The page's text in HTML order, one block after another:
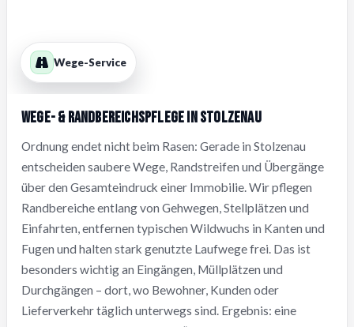
Wege-Service
Wege- & Randbereichspflege in Stolzenau
Ordnung endet nicht beim Rasen: Gerade in Stolzenau
entscheiden saubere Wege, Randstreifen und Übergänge
über den Gesamteindruck einer Immobilie. Wir pflegen
Randbereiche entlang von Gehwegen, Stellplätzen und
Einfahrten, entfernen typischen Wildwuchs in Kanten und
Fugen und halten stark genutzte Laufwege frei. Das ist
besonders wichtig an Eingängen, Müllplätzen und
Durchgängen – dort, wo Bewohner, Kunden oder
Lieferverkehr täglich unterwegs sind. Ergebnis: eine